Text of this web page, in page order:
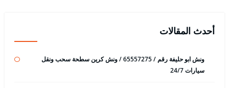
أحدث المقالات
ونش ابو حليفة رقم / 65557275 / ونش كرين سطحة سحب ونقل
سيارات 24/7